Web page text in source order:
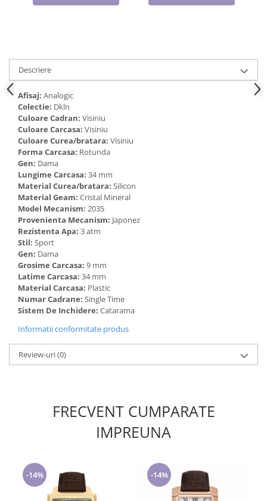
Cadouri pentru Doctori
Descriere
Afisaj: Analogic
Colectie: Dkln
Culoare Cadran: Visiniu
Culoare Carcasa: Visiniu
Culoare Curea/bratara: Visiniu
Forma Carcasa: Rotunda
Gen: Dama
Lungime Carcasa: 34 mm
Material Curea/bratara: Silicon
Material Geam: Cristal Mineral
Model Mecanism: 2035
Provenienta Mecanism: Japonez
Rezistenta Apa: 3 atm
Stil: Sport
Gen: Dama
Grosime Carcasa: 9 mm
Latime Carcasa: 34 mm
Material Carcasa: Plastic
Numar Cadrane: Single Time
Sistem De Inchidere: Catarama
Informatii conformitate produs
Review-uri(0)
FRECVENT CUMPARATE
IMPREUNA
-14% -14%